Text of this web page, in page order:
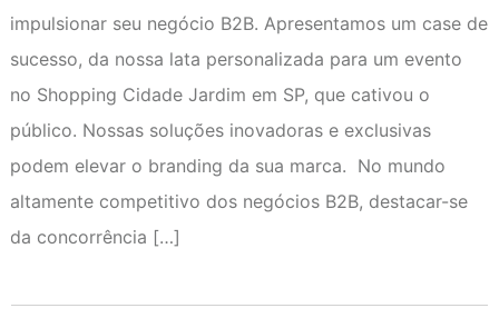
impulsionar seu negócio B2B. Apresentamos um case de
sucesso, da nossa lata personalizada para um evento
no Shopping Cidade Jardim em SP, que cativou o
público. Nossas soluções inovadoras e exclusivas
podem elevar o branding da sua marca. No mundo
altamente competitivo dos negócios B2B, destacar-se
da concorrência […]